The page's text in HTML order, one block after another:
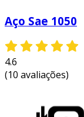
certifique-se
Aço Sae 1050
4.6
(10 avaliações)